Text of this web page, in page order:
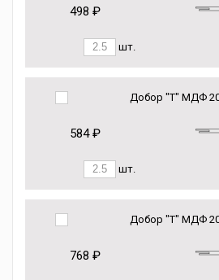
498 ₽
шт.
Добор "Т" МДФ
584 ₽
шт.
Добор "Т" МДФ
768 ₽